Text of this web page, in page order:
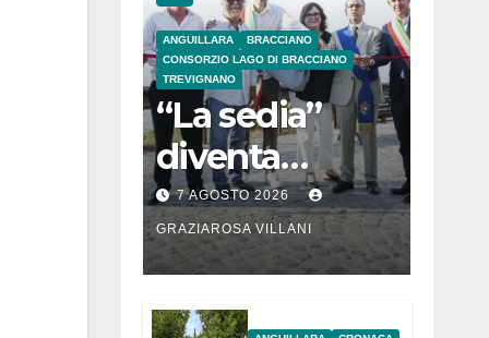
ANGUILLARA
BRACCIANO
CONSORZIO LAGO DI BRACCIANO
TREVIGNANO
“La sedia”
diventa
Belvedere sul
lago di
Bracciano: ieri
l’inaugurazion
7 AGOSTO 2026
GRAZIAROSA VILLANI